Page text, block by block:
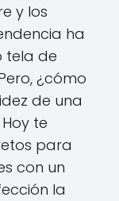
y los
ha
tela de
¿cómo
de una
te
para
con un
la